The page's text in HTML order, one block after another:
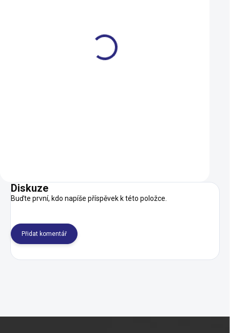
Diskuze
Buďte první, kdo napíše příspěvek k této položce.
Přidat komentář